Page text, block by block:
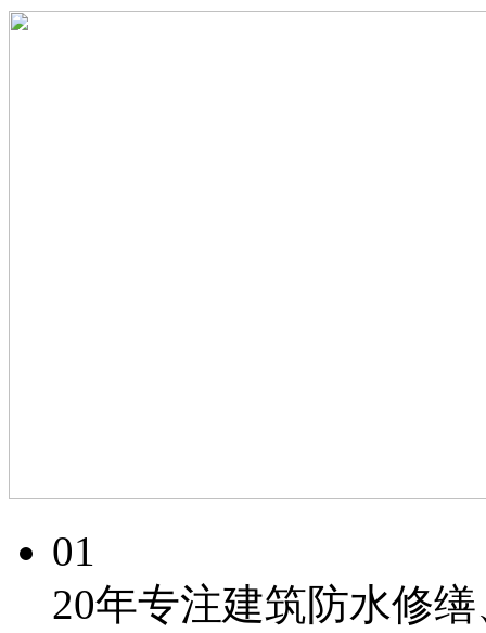
01
20年专注建筑防水修